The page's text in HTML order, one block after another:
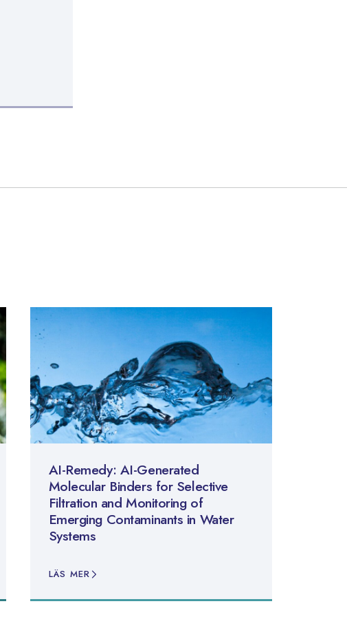
AI-Remedy: AI-Generated
Molecular Binders for Selective
Filtration and Monitoring of
Emerging Contaminants in Water
Systems
LÄS MER